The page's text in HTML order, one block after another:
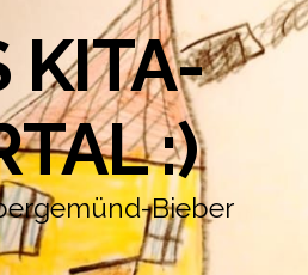
KITA-
:)
Bieber